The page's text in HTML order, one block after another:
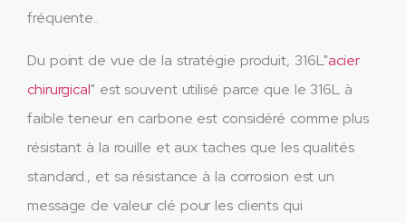
fréquente..
Du point de vue de la stratégie produit, 316L"acier
chirurgical" est souvent utilisé parce que le 316L à
faible teneur en carbone est considéré comme plus
résistant à la rouille et aux taches que les qualités
standard., et sa résistance à la corrosion est un
message de valeur clé pour les clients qui